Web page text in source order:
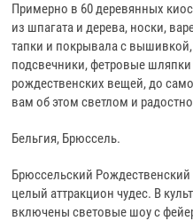
Примерно в 60 деревянных
из шпагата и дерева, носки,
тапки и покрывала с
подсвечники, фетровые шляпки
рождественских вещей, до
вам об этом светлом и
Бельгия, Брюссель.
Брюссельский Рождественский
целый аттракцион чудес. В
включены световые шоу с